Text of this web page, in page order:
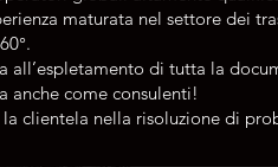
maturata nel settore dei
all’espletamento di tutta la
anche come consulenti!
clientela nella risoluzione di